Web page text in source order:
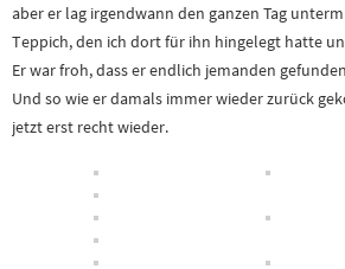
aber er lag irgendwann den ganzen Tag
Teppich, den ich dort für ihn hingelegt hatte
Er war froh, dass er endlich jemanden
Und so wie er damals immer wieder zurück
jetzt erst recht wieder.